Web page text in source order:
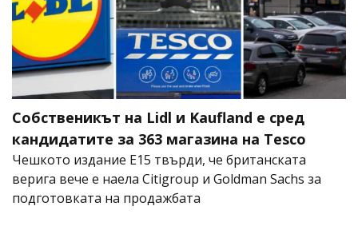
Собственикът на Lidl и Kaufland е сред
кандидатите за 363 магазина на Tesco
Чешкото издание E15 твърди, че британската
верига вече е наела Citigroup и Goldman Sachs за
подготовката на продажбата